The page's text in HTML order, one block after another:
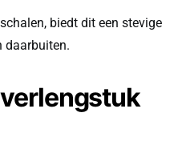
biedt dit een stevige
daarbuiten.